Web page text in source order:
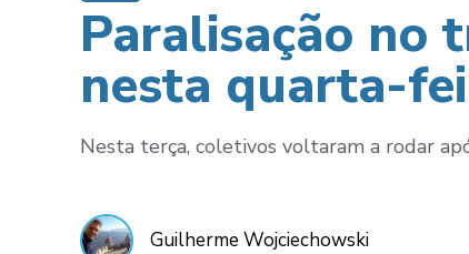
Paralisação no
nesta quarta-
Nesta terça, coletivos voltaram a rodar
Guilherme Wojciechowski